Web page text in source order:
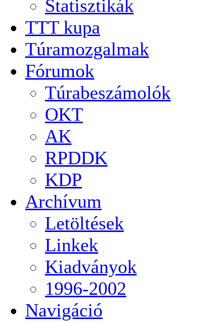
Statisztikák
TTT kupa
Túramozgalmak
Fórumok
Túrabeszámolók
OKT
AK
RPDDK
KDP
Archívum
Letöltések
Linkek
Kiadványok
1996-2002
Navigáció